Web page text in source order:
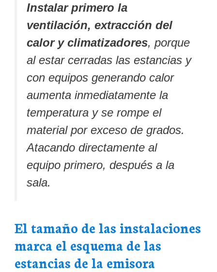
Instalar primero la
ventilación, extracción del
calor y climatizadores, porque
al estar cerradas las estancias y
con equipos generando calor
aumenta inmediatamente la
temperatura y se rompe el
material por exceso de grados.
Atacando directamente al
equipo primero, después a la
sala.
El tamaño de las instalaciones
marca el esquema de las
estancias de la emisora